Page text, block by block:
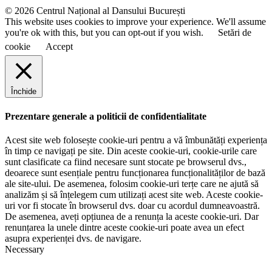
© 2026 Centrul Național al Dansului București
This website uses cookies to improve your experience. We'll assume
you're ok with this, but you can opt-out if you wish.
Setări de
cookie
Accept
Închide
Prezentare generale a politicii de confidentialitate
Acest site web folosește cookie-uri pentru a vă îmbunătăți experiența
în timp ce navigați pe site. Din aceste cookie-uri, cookie-urile care
sunt clasificate ca fiind necesare sunt stocate pe browserul dvs.,
deoarece sunt esențiale pentru funcționarea funcționalităților de bază
ale site-ului. De asemenea, folosim cookie-uri terțe care ne ajută să
analizăm și să înțelegem cum utilizați acest site web. Aceste cookie-
uri vor fi stocate în browserul dvs. doar cu acordul dumneavoastră.
De asemenea, aveți opțiunea de a renunța la aceste cookie-uri. Dar
renunțarea la unele dintre aceste cookie-uri poate avea un efect
asupra experienței dvs. de navigare.
Necessary